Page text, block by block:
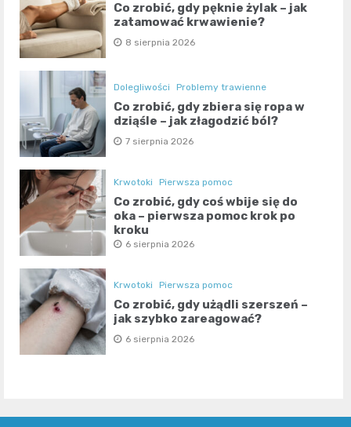
Co zrobić, gdy pęknie żylak – jak
zatamować krwawienie?
8 sierpnia 2026
Dolegliwości Problemy trawienne
Co zrobić, gdy zbiera się ropa w
dziąśle – jak złagodzić ból?
7 sierpnia 2026
Krwotoki Pierwsza pomoc
Co zrobić, gdy coś wbije się do
oka – pierwsza pomoc krok po
kroku
6 sierpnia 2026
Krwotoki Pierwsza pomoc
Co zrobić, gdy użądli szerszeń –
jak szybko zareagować?
6 sierpnia 2026